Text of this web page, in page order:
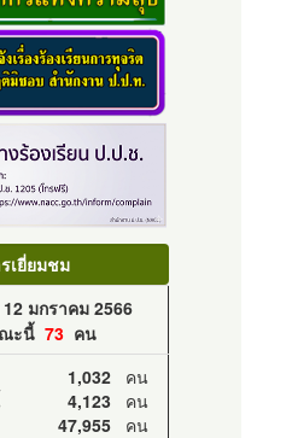
เยี่ยมชม
มกราคม 2566
ะนี้ 73คน
1,032คน
4,123คน
47,955คน